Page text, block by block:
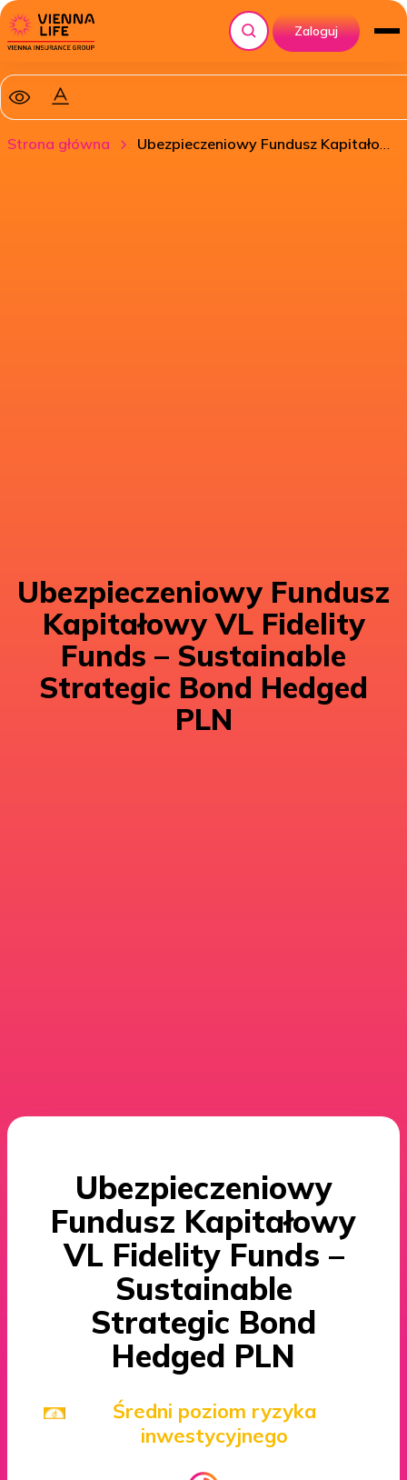
Szukaj
Zaloguj
Strona główna Ubezpieczeniowy Fundusz Kapitałowy VL Fidelity Funds – Sustainable Strategic Bond Hedged PLN
Ubezpieczeniowy Fundusz
Kapitałowy VL Fidelity
Funds – Sustainable
Strategic Bond Hedged
PLN
Ubezpieczeniowy
Fundusz Kapitałowy
VL Fidelity Funds –
Sustainable
Strategic Bond
Hedged PLN
Średni poziom ryzyka
inwestycyjnego